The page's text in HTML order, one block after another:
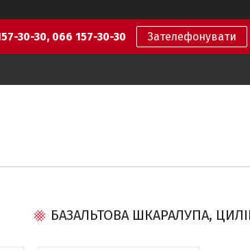
30-30, 066 157-30-30 Зателефонувати
БАЗАЛЬТОВА ШКАРАЛУПА,